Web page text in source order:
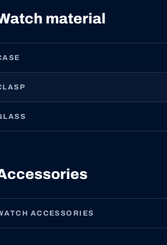
material
ACCESSORIES